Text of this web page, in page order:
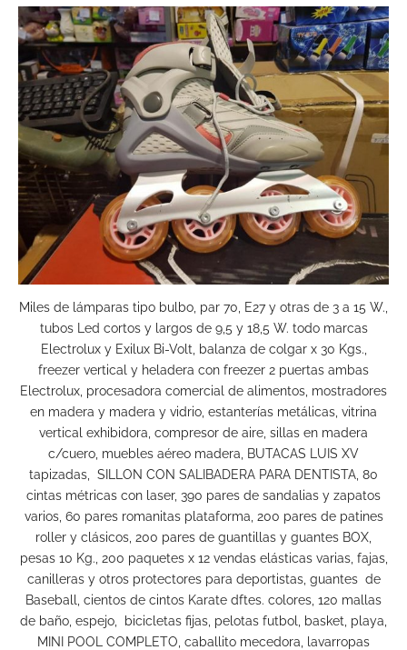
Miles de lámparas tipo bulbo, par 70, E27 y otras de 3 a 15 W.,
tubos Led cortos y largos de 9,5 y 18,5 W. todo marcas
Electrolux y Exilux Bi-Volt, balanza de colgar x 30 Kgs.,
freezer vertical y heladera con freezer 2 puertas ambas
Electrolux, procesadora comercial de alimentos, mostradores
en madera y madera y vidrio, estanterías metálicas, vitrina
vertical exhibidora, compresor de aire, sillas en madera
c/cuero, muebles aéreo madera, BUTACAS LUIS XV
tapizadas, SILLON CON SALIBADERA PARA DENTISTA, 80
cintas métricas con laser, 390 pares de sandalias y zapatos
varios, 60 pares romanitas plataforma, 200 pares de patines
roller y clásicos, 200 pares de guantillas y guantes BOX,
pesas 10 Kg., 200 paquetes x 12 vendas elásticas varias, fajas,
canilleras y otros protectores para deportistas, guantes de
Baseball, cientos de cintos Karate dftes. colores, 120 mallas
de baño, espejo, bicicletas fijas, pelotas futbol, basket, playa,
MINI POOL COMPLETO, caballito mecedora, lavarropas